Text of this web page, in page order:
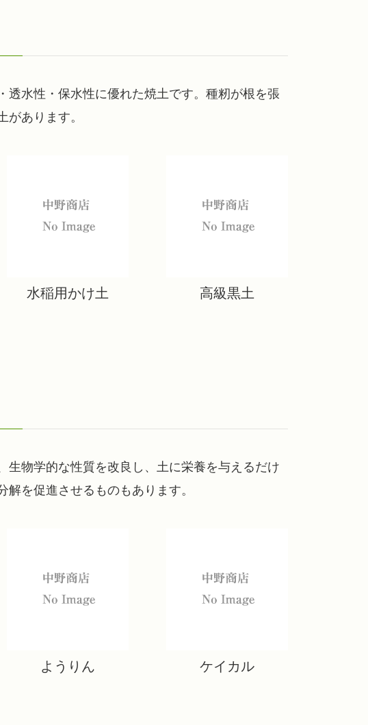
水性・保水性に優れた焼土です。種籾が根を張
あります。
水稲用かけ土 高級黒土
生物学的な性質を改良し、土に栄養を与えるだけ
を促進させるものもあります。
ようりん ケイカル